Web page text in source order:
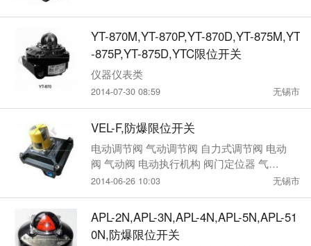
YT-870M,YT-870P,YT-870D,YT-875M,YT
-875P,YT-875D,YTC限位开关
仪器仪表类
2014-07-30 08:59 无锡市
VEL-F,防爆限位开关
电动调节阀 气动调节阀 自力式调节阀 电动
阀 气动阀 电动执行机构 阀门定位器 气动
执行机构
2014-06-26 10:03 无锡市
APL-2N,APL-3N,APL-4N,APL-5N,APL-51
0N,防爆限位开关